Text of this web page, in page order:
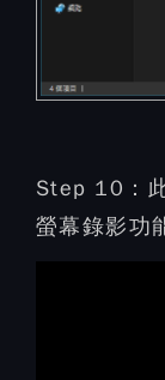
Step 10：
螢幕錄影功